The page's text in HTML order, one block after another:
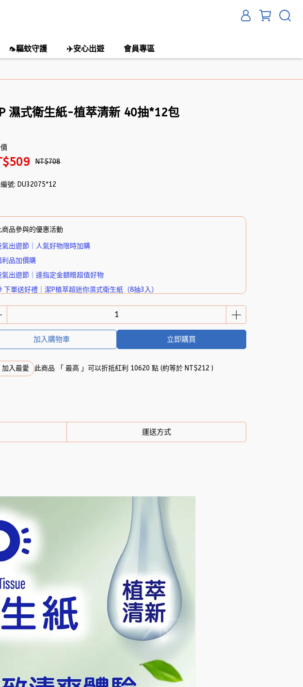
🦟驅蚊守護 ✈️安心出遊 會員專區
濕式衛生紙-植萃清新 40抽*12包
NT$708
號: DU32075*12
商品參與的優惠活動
氣出遊節｜人氣好物限時加購
利品加價購
氣出遊節｜達指定金額贈超值好物
下單送好禮｜潔P植萃超迷你濕式衛生紙（8抽3入）
加入購物車 立即購買
加入最愛 此商品 「 最高 」可以折抵紅利 10620 點 (約等於 NT$212 )
運送方式